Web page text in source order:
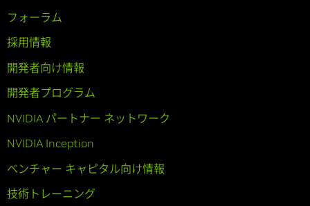
フォーラム
採用情報
開発者向け情報
開発者プログラム
NVIDIA パートナー ネットワーク
NVIDIA Inception
ベンチャー キャピタル向け情報
技術トレーニング